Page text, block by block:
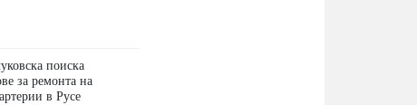
поиска
за ремонта на
в Русе